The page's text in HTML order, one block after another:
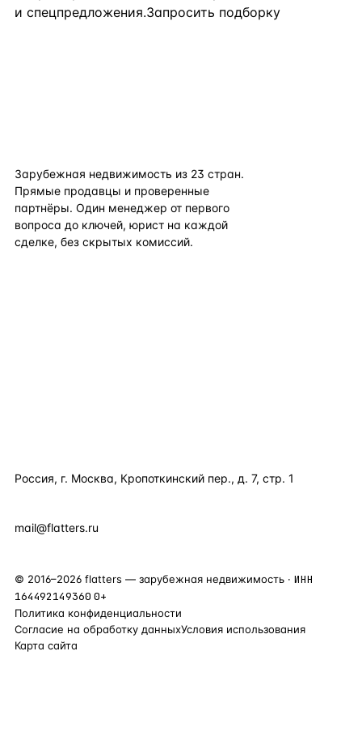
и спецпредложения.Запросить подборку
Зарубежная недвижимость из 23 стран.
Прямые продавцы и проверенные
партнёры. Один менеджер от первого
вопроса до ключей, юрист на каждой
сделке, без скрытых комиссий.
Россия, г. Москва, Кропоткинский пер., д. 7, стр. 1
mail@flatters.ru
© 2016–2026 flatters — зарубежная недвижимость · ИНН
164492149360 0+
Политика конфиденциальности
Согласие на обработку данныхУсловия использования
Карта сайта